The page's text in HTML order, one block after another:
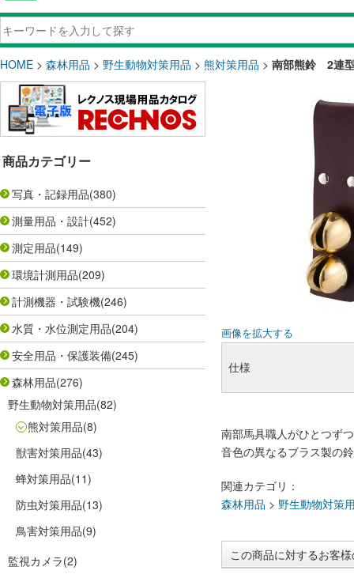
HOME > 森林用品 > 野生動物対策用品 > 熊対策用品 > 南部熊鈴 2連
商品カテゴリー
写真・記録用品(380)
測量用品・設計(452)
測定用品(149)
環境計測用品(209)
計測機器・試験機(246)
水質・水位測定用品(204)
安全用品・保護装備(245)
森林用品(276)
野生動物対策用品(82)
熊対策用品(8)
獣害対策用品(43)
蜂対策用品(11)
防虫対策用品(13)
鳥害対策用品(9)
監視カメラ(2)
画像を拡大する
仕様
南部馬具職人がひとつず
音色の異なるブラス製の
関連カテゴリ：
森林用品 > 野生動物対策
この商品に対するお客